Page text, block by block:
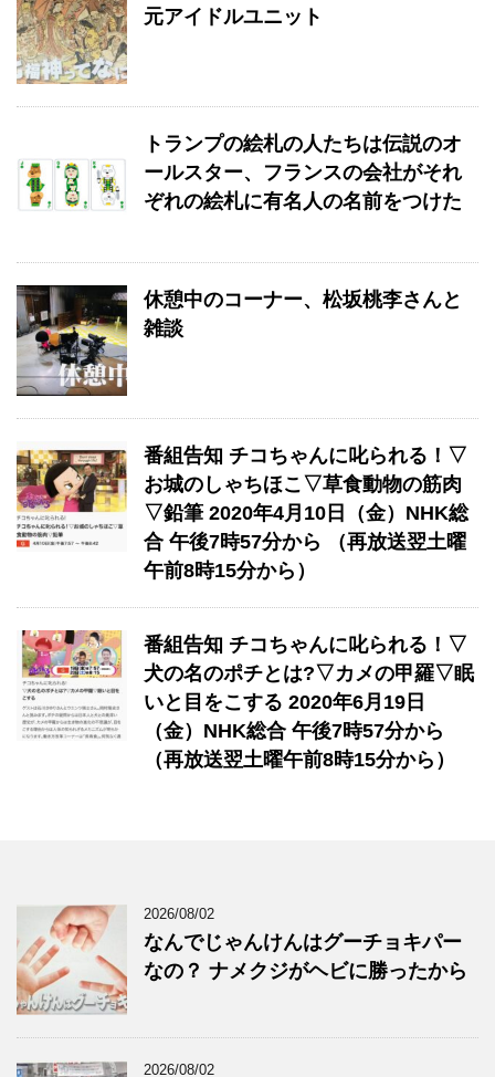
元アイドルユニット
トランプの絵札の人たちは伝説のオ
ールスター、フランスの会社がそれ
ぞれの絵札に有名人の名前をつけた
休憩中のコーナー、松坂桃李さんと
雑談
番組告知 チコちゃんに叱られる！▽
お城のしゃちほこ▽草食動物の筋肉
▽鉛筆 2020年4月10日（金）NHK総
合 午後7時57分から （再放送翌土曜
午前8時15分から）
番組告知 チコちゃんに叱られる！▽
犬の名のポチとは?▽カメの甲羅▽眠
いと目をこする 2020年6月19日
（金）NHK総合 午後7時57分から
（再放送翌土曜午前8時15分から）
2026/08/02
なんでじゃんけんはグーチョキパー
なの？ ナメクジがヘビに勝ったから
2026/08/02